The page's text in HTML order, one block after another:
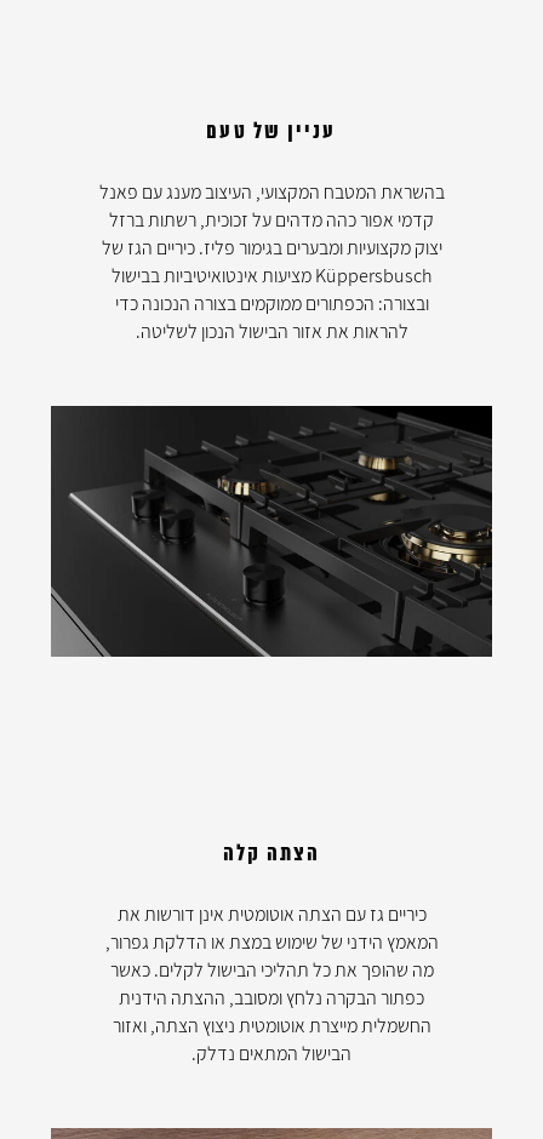
עניין של טעם
בהשראת המטבח המקצועי, העיצוב מענג עם פאנל
קדמי אפור כהה מדהים על זכוכית, רשתות ברזל
יצוק מקצועיות ומבערים בגימור פליז. כיריים הגז של
Küppersbusch מציעות אינטואיטיביות בבישול
ובצורה: הכפתורים ממוקמים בצורה הנכונה כדי
להראות את אזור הבישול הנכון לשליטה.
הצתה קלה
כיריים גז עם הצתה אוטומטית אינן דורשות את
המאמץ הידני של שימוש במצת או הדלקת גפרור,
מה שהופך את כל תהליכי הבישול לקלים. כאשר
כפתור הבקרה נלחץ ומסובב, ההצתה הידנית
החשמלית מייצרת אוטומטית ניצוץ הצתה, ואזור
הבישול המתאים נדלק.